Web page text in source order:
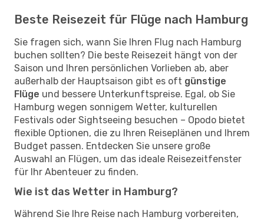
Beste Reisezeit für Flüge nach Hamburg
Sie fragen sich, wann Sie Ihren Flug nach Hamburg
buchen sollten? Die beste Reisezeit hängt von der
Saison und Ihren persönlichen Vorlieben ab, aber
außerhalb der Hauptsaison gibt es oft günstige
Flüge und bessere Unterkunftspreise. Egal, ob Sie
Hamburg wegen sonnigem Wetter, kulturellen
Festivals oder Sightseeing besuchen – Opodo bietet
flexible Optionen, die zu Ihren Reiseplänen und Ihrem
Budget passen. Entdecken Sie unsere große
Auswahl an Flügen, um das ideale Reisezeitfenster
für Ihr Abenteuer zu finden.
Wie ist das Wetter in Hamburg?
Während Sie Ihre Reise nach Hamburg vorbereiten,